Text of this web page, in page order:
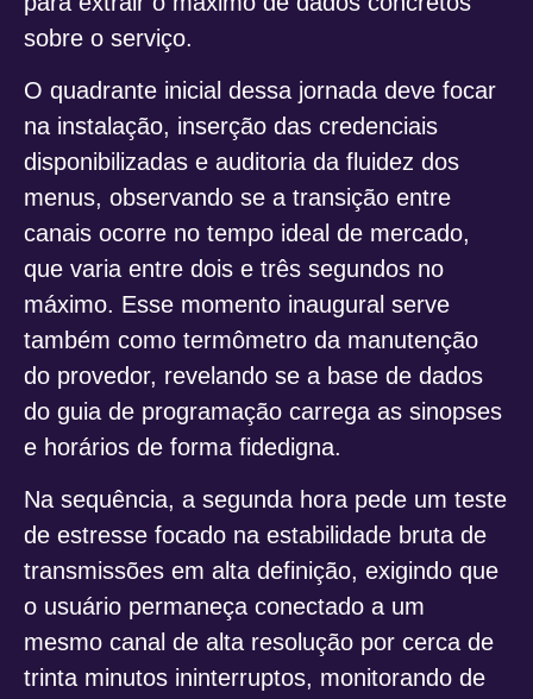
sobre o serviço.
O quadrante inicial dessa jornada deve focar
na instalação, inserção das credenciais
disponibilizadas e auditoria da fluidez dos
menus, observando se a transição entre
canais ocorre no tempo ideal de mercado,
que varia entre dois e três segundos no
máximo. Esse momento inaugural serve
também como termômetro da manutenção
do provedor, revelando se a base de dados
do guia de programação carrega as sinopses
e horários de forma fidedigna.
Na sequência, a segunda hora pede um teste
de estresse focado na estabilidade bruta de
transmissões em alta definição, exigindo que
o usuário permaneça conectado a um
mesmo canal de alta resolução por cerca de
trinta minutos ininterruptos, monitorando de